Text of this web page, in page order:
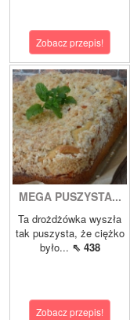
Zobacz przepis!
MEGA PUSZYSTA...
Ta drożdżówka wyszła
tak puszysta, że ciężko
było... ⇖ 438
Zobacz przepis!